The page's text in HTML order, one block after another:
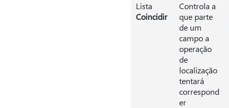
Lista
Coincidir
Controla a
que parte
de um
campo a
operação
de
localização
tentará
correspond
er